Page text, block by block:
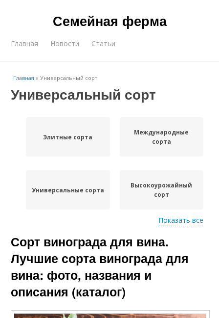
Семейная ферма
Главная Новости Статьи
Главная »Универсальный сорт
Универсальный сорт
Элитные сорта
Международные
сорта
Универсальные сорта
Высокоурожайный
сорт
Сорт для сухих и Сорт из венгрии
Болезнестойкий сорт
Показать все
Сорт винограда для вина.
Лучшие сорта винограда для
вина: фото, названия и
описания (каталог)